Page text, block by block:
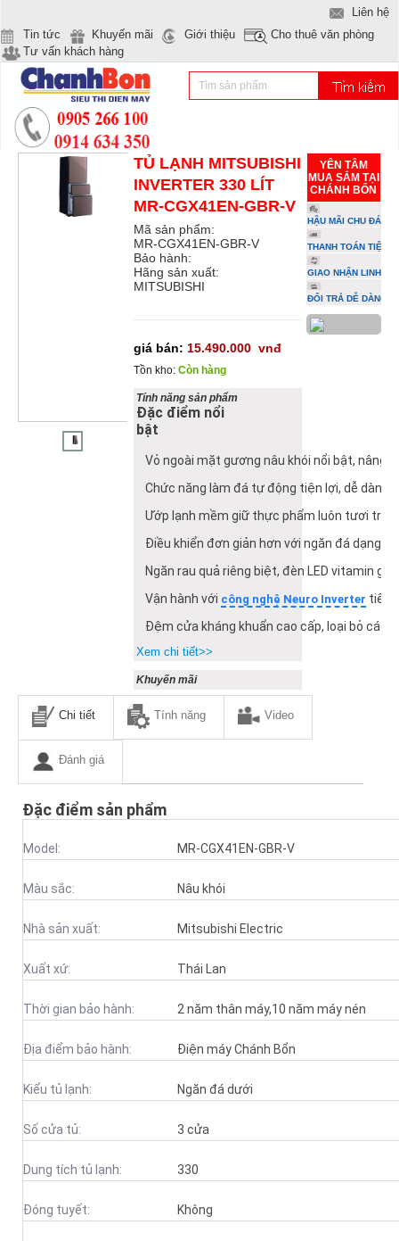
Liên hệ
Tin tức
Khuyến mãi Giới thiệu
Cho thuê văn phòng
Tư vấn khách hàng
TỦ LẠNH MITSUBISHI
INVERTER 330 LÍT
MR-CGX41EN-GBR-V
Mã sản phẩm:
MR-CGX41EN-GBR-V
Bảo hành:
Hãng sản xuất:
MITSUBISHI
giá bán: 15.490.000 vnđ
Tồn kho: Còn hàng
Tính năng sản phẩm
Đặc điểm nổi
bật
Vỏ ngoài mặt gương nâu khói nổi bật, nâng
Chức năng làm đá tự động tiện lợi, dễ dàng
Ướp lạnh mềm giữ thực phẩm luôn tươi
Điều khiển đơn giản hơn với ngăn đá dạng
Ngăn rau quả riêng biệt, đèn LED vitamin
Vận hành với công nghệ Neuro Inverter tiết
Đệm cửa kháng khuẩn cao cấp, loại bỏ các
Xem chi tiết>>
Khuyến mãi
YÊN TÂM
MUA SẮM TẠI
CHÁNH BỔN
HẬU MÃI CHU ĐÁO
THANH TOÁN TIỆN
GIAO NHẬN LINH
ĐỔI TRẢ DỄ DÀNG
Chi tiết Tính năng Video
Đánh giá
Đặc điểm sản phẩm
Model: MR-CGX41EN-GBR-V
Màu sắc: Nâu khói
Nhà sản xuất: Mitsubishi Electric
Xuất xứ: Thái Lan
Thời gian bảo hành: 2 năm thân máy,10 năm máy nén
Địa điểm bảo hành: Điện máy Chánh Bổn
Kiểu tủ lạnh: Ngăn đá dưới
Số cửa tủ: 3 cửa
Dung tích tủ lạnh: 330
Đóng tuyết: Không